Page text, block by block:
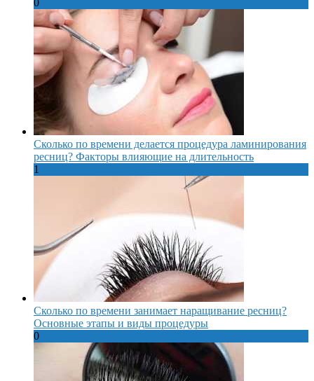
Сколько по времени делается процедура ламинирования
ресниц? Факторы влияющие на длительность
1
Сколько по времени занимает наращивание ресниц?
Основные этапы и виды процедуры
0